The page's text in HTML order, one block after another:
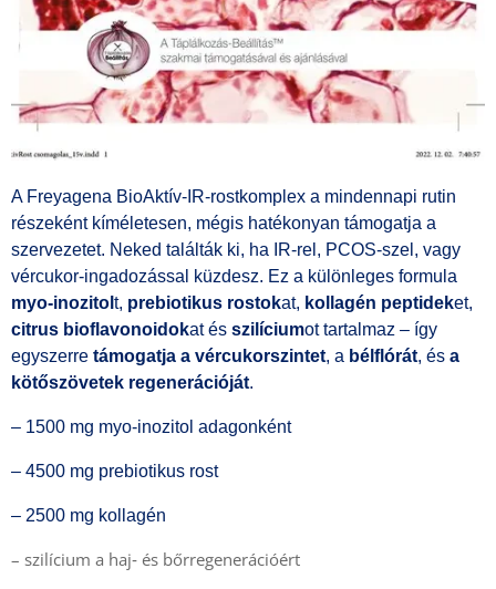
A Freyagena BioAktív‑IR‑rostkomplex a mindennapi rutin
részeként kíméletesen, mégis hatékonyan támogatja a
szervezetet. Neked találták ki, ha IR‑rel, PCOS‑szel, vagy
vércukor‑ingadozással küzdesz. Ez a különleges formula
myo‑inozitol t, prebiotikus rostokat, kollagén peptideket,
citrus bioflavonoidokat és szilíciumot tartalmaz – így
egyszerre támogatja a vércukorszintet, a bélflórát, és a
kötőszövetek regenerációját.
– 1500 mg myo‑inozitol adagonként
– 4500 mg prebiotikus rost
– 2500 mg kollagén
– szilícium a haj‑ és bőrregenerációért